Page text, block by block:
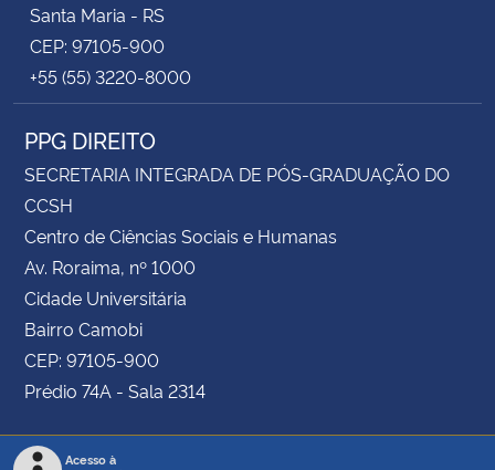
Santa Maria - RS
CEP: 97105-900
+55 (55) 3220-8000
PPG DIREITO
SECRETARIA INTEGRADA DE PÓS-GRADUAÇÃO DO
CCSH
Centro de Ciências Sociais e Humanas
Av. Roraima, nº 1000
Cidade Universitária
Bairro Camobi
CEP: 97105-900
Prédio 74A - Sala 2314
Acesso à